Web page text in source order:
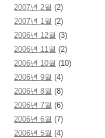
2007년 2월 (2)
2007년 1월 (2)
2006년 12월 (3)
2006년 11월 (2)
2006년 10월 (10)
2006년 9월 (4)
2006년 8월 (8)
2006년 7월 (6)
2006년 6월 (7)
2006년 5월 (4)